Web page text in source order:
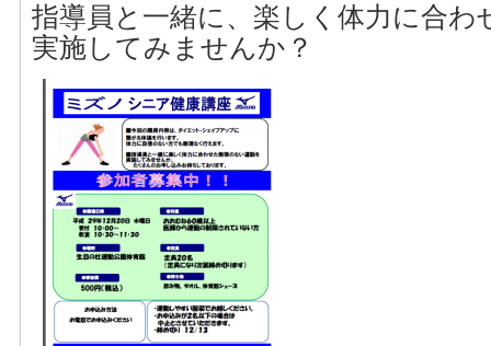
指導員と一緒に、楽しく体力に合わ
実施してみませんか？